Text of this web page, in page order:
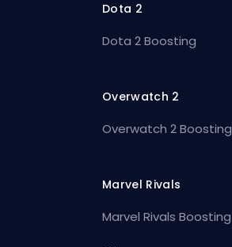
Dota 2
Dota 2 Boosting
Overwatch 2
Overwatch 2 Boosting
Marvel Rivals
Marvel Rivals Boosting